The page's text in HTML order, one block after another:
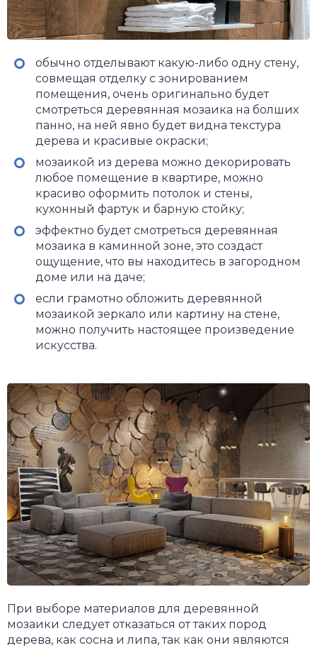
обычно отделывают какую-либо одну стену,
совмещая отделку с зонированием
помещения, очень оригинально будет
смотреться деревянная мозаика на болших
панно, на ней явно будет видна текстура
дерева и красивые окраски;
мозаикой из дерева можно декорировать
любое помещение в квартире, можно
красиво оформить потолок и стены,
кухонный фартук и барную стойку;
эффектно будет смотреться деревянная
мозаика в каминной зоне, это создаст
ощущение, что вы находитесь в загородном
доме или на даче;
если грамотно обложить деревянной
мозаикой зеркало или картину на стене,
можно получить настоящее произведение
искусства.
При выборе материалов для деревянной
мозаики следует отказаться от таких пород
дерева, как сосна и липа, так как они являются